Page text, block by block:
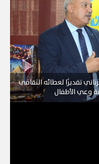
تقديرًا لعطائه الثقافي
وعي الأطفال